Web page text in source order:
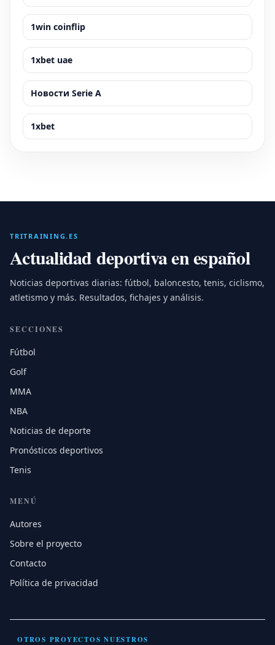
1win coinflip
1xbet uae
Новости Serie A
1xbet
TRITRAINING.ES
Actualidad deportiva en español
Noticias deportivas diarias: fútbol, baloncesto, tenis, ciclismo,
atletismo y más. Resultados, fichajes y análisis.
SECCIONES
Fútbol
Golf
MMA
NBA
Noticias de deporte
Pronósticos deportivos
Tenis
MENÚ
Autores
Sobre el proyecto
Contacto
Política de privacidad
OTROS PROYECTOS NUESTROS